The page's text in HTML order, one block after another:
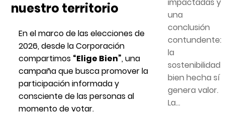
nuestro territorio
En el marco de las elecciones de
2026, desde la Corporación
compartimos “Elige Bien”, una
campaña que busca promover la
participación informada y
consciente de las personas al
momento de votar.
una
conclusión
contundente:
la
sostenibilidad
bien hecha sí
genera valor.
La...